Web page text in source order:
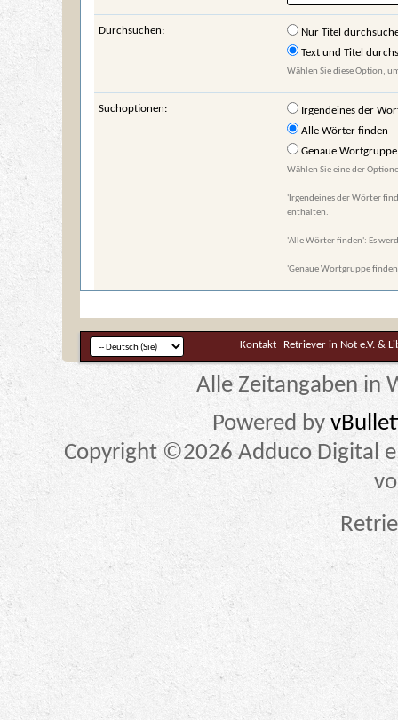
Durchsuchen:
Nur Titel
Text und Titel
Wählen Sie diese Option,
Suchoptionen:
Irgendeines der
Alle Wörter finden
Genaue
Wählen Sie eine der
'Irgendeines der Wörter
enthalten.
'Alle Wörter finden': Es
'Genaue Wortgruppe
Kontakt Retriever in Not e.V. &
Alle Zeitangaben in
Powered by
Copyright ©2026 Adduco Digital